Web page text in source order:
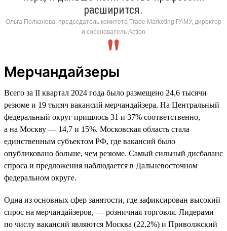
расширится.
Ольга Полканова, председатель комитета Trade Marketing РАМУ, директор
и сооснователь Action
Мерчандайзеры
Всего за II квартал 2024 года было размещено 24,6 тысячи
резюме и 19 тысяч вакансий мерчандайзера. На Центральный
федеральный округ пришлось 31 и 37% соответственно,
а на Москву — 14,7 и 15%. Московская область стала
единственным субъектом РФ, где вакансий было
опубликовано больше, чем резюме. Самый сильный дисбаланс
спроса и предложения наблюдается в Дальневосточном
федеральном округе.
Одна из основных сфер занятости, где зафиксирован высокий
спрос на мерчандайзеров, — розничная торговля. Лидерами
по числу вакансий являются Москва (22,2%) и Приволжский